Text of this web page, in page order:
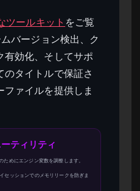
ツールキット をご覧
バージョン検出、ク
有効化、そしてサポ
タイトルで保証さ
ァイルを提供しま
ティリティ
ためにエンジン変数を調整します。
セッションでのメモリリークを防ぎま